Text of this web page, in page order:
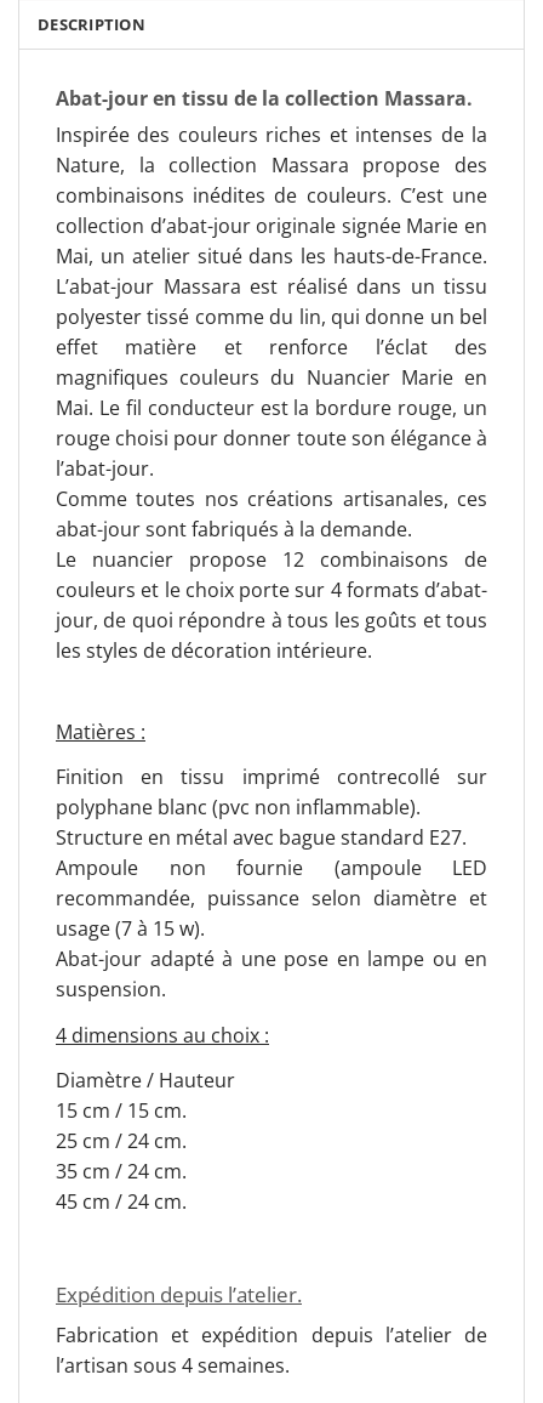
DESCRIPTION
Abat-jour en tissu de la collection Massara.
Inspirée des couleurs riches et intenses de la
Nature, la collection Massara propose des
combinaisons inédites de couleurs. C’est une
collection d’abat-jour originale signée Marie en
Mai, un atelier situé dans les hauts-de-France.
L’abat-jour Massara est réalisé dans un tissu
polyester tissé comme du lin, qui donne un bel
effet matière et renforce l’éclat des
magnifiques couleurs du Nuancier Marie en
Mai. Le fil conducteur est la bordure rouge, un
rouge choisi pour donner toute son élégance à
l’abat-jour.
Comme toutes nos créations artisanales, ces
abat-jour sont fabriqués à la demande.
Le nuancier propose 12 combinaisons de
couleurs et le choix porte sur 4 formats d’abat-
jour, de quoi répondre à tous les goûts et tous
les styles de décoration intérieure.
Matières :
Finition en tissu imprimé contrecollé sur
polyphane blanc (pvc non inflammable).
Structure en métal avec bague standard E27.
Ampoule non fournie (ampoule LED
recommandée, puissance selon diamètre et
usage (7 à 15 w).
Abat-jour adapté à une pose en lampe ou en
suspension.
4 dimensions au choix :
Diamètre / Hauteur
15 cm / 15 cm.
25 cm / 24 cm.
35 cm / 24 cm.
45 cm / 24 cm.
Expédition depuis l’atelier.
Fabrication et expédition depuis l’atelier de
l’artisan sous 4 semaines.